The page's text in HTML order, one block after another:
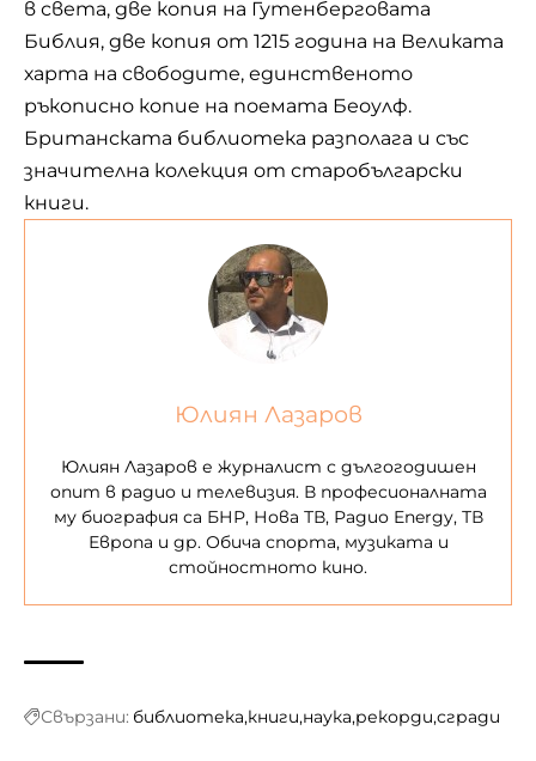
в света, две копия на Гутенберговата
Библия, две копия от 1215 година на Великата
харта на свободите, единственото
ръкописно копие на поемата Беоулф.
Британската библиотека разполага и със
значителна колекция от старобългарски
книги.
Юлиян Лазаров
Юлиян Лазаров е журналист с дългогодишен
опит в радио и телевизия. В професионалната
му биография са БНР, Нова ТВ, Радио Energy, ТВ
Европа и др. Обича спорта, музиката и
стойностното кино.
Свързани: библиотека книги наука рекорди сгради